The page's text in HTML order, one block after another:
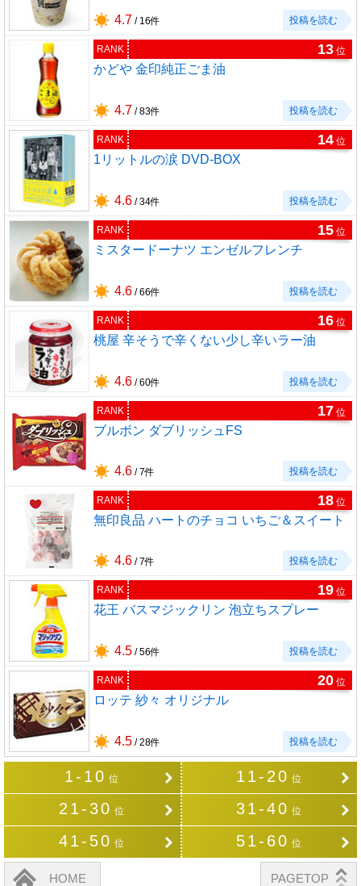
4.7 / 16件 投稿を読む
RANK 13 位
かどや 金印純正ごま油
4.7 / 83件 投稿を読む
RANK 14 位
1リットルの涙 DVD-BOX
4.6 / 34件 投稿を読む
RANK 15 位
ミスタードーナツ エンゼルフレンチ
4.6 / 66件 投稿を読む
RANK 16 位
桃屋 辛そうで辛くない少し辛いラー油
4.6 / 60件 投稿を読む
RANK 17 位
ブルボン ダブリッシュFS
4.6 / 7件 投稿を読む
RANK 18 位
無印良品 ハートのチョコ いちご＆スイート
4.6 / 7件 投稿を読む
RANK 19 位
花王 バスマジックリン 泡立ちスプレー
4.5 / 56件 投稿を読む
RANK 20 位
ロッテ 紗々 オリジナル
4.5 / 28件 投稿を読む
1-10 位 11-20 位
21-30 位 31-40 位
41-50 位 51-60 位
HOME PAGETOP